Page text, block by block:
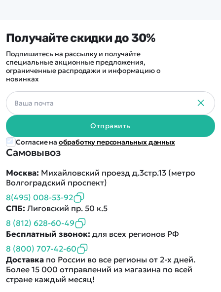
Самовывоз
Москва: Михайловский проезд д.3стр.13 (метро
Волгоградский проспект)
8(495) 008-53-92
СПБ: Лиговский пр. 50 к.5
8 (812) 628-60-49
Бесплатный звонок: для всех регионов РФ
8 (800) 707-42-60
Доставка по России во все регионы от 2-х дней.
Более 15 000 отправлений из магазина по всей
стране каждый месяц!
Получайте скидки до 30%
Подпишитесь на рассылку и получайте
специальные акционные предложения,
ограниченные распродажи и информацию о
новинках
Отправить
Согласие на обработку персональных данных